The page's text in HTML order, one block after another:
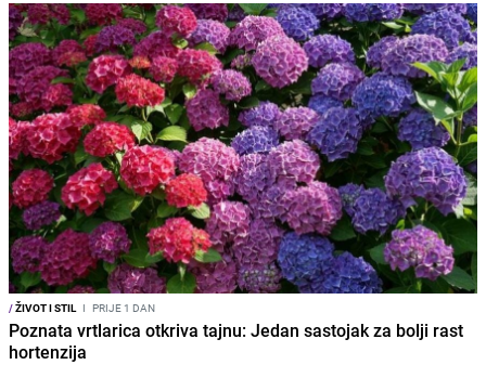
/ŽIVOT I STIL I PRIJE 1 DAN
Poznata vrtlarica otkriva tajnu: Jedan sastojak za bolji rast
hortenzija